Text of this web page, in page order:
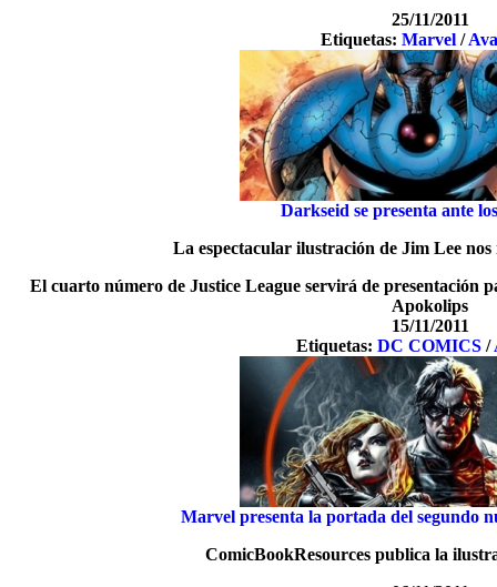
25/11/2011
Etiquetas:Marvel /
Darkseid se presenta ante
La espectacular ilustración de Jim Lee
El cuarto número de Justice League servirá de presentación
Apokolips
15/11/2011
Etiquetas: DC COMICS /
Marvel presenta la portada del segundo
ComicBookResources publica la